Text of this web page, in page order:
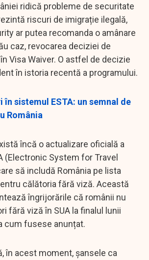
ridică probleme de securitate
riscuri de imigrație ilegală,
ar putea recomanda o amânare
caz, revocarea deciziei de
Visa Waiver. O astfel de decizie
în istoria recentă a programului.
în sistemul ESTA: un semnal de
România
încă o actualizare oficială a
(Electronic System for Travel
să includă România pe lista
călătoria fără viză. Această
îngrijorările că românii nu
fără viză în SUA la finalul lunii
cum fusese anunțat.
în acest moment, șansele ca